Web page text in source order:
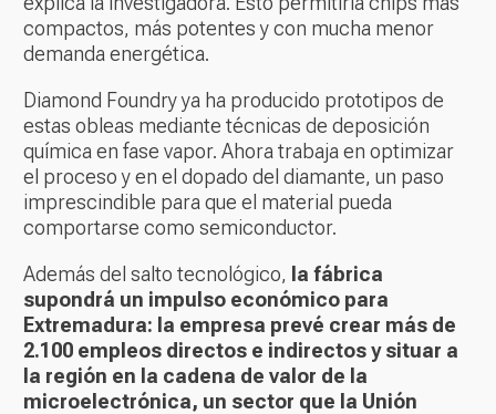
compactos, más potentes y con mucha menor
demanda energética.
Diamond Foundry ya ha producido prototipos de
estas obleas mediante técnicas de deposición
química en fase vapor. Ahora trabaja en optimizar
el proceso y en el dopado del diamante, un paso
imprescindible para que el material pueda
comportarse como semiconductor.
Además del salto tecnológico, la fábrica
supondrá un impulso económico para
Extremadura: la empresa prevé crear más de
2.100 empleos directos e indirectos y situar a
la región en la cadena de valor de la
microelectrónica, un sector que la Unión